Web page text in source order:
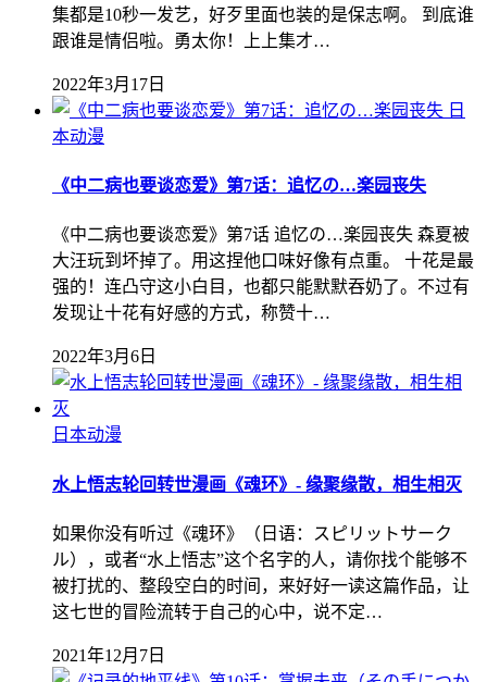
集都是10秒一发艺，好歹里面也装的是保志啊。 到底谁
跟谁是情侣啦。勇太你！上上集才…
2022年3月17日
日
本动漫
《中二病也要谈恋爱》第7话：追忆の…楽园丧失
《中二病也要谈恋爱》第7话 追忆の…楽园丧失 森夏被
大汪玩到坏掉了。用这捏他口味好像有点重。 十花是最
强的！连凸守这小白目，也都只能默默吞奶了。不过有
发现让十花有好感的方式，称赞十…
2022年3月6日
日本动漫
水上悟志轮回转世漫画《魂环》- 缘聚缘散，相生相灭
如果你没有听过《魂环》（日语：スピリットサーク
ル），或者“水上悟志”这个名字的人，请你找个能够不
被打扰的、整段空白的时间，来好好一读这篇作品，让
这七世的冒险流转于自己的心中，说不定…
2021年12月7日